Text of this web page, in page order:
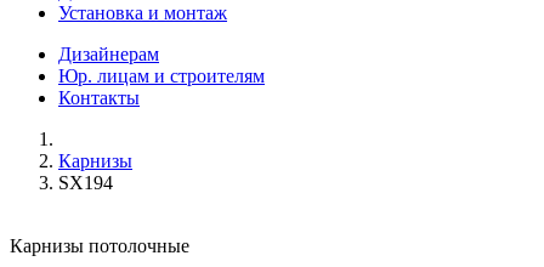
Установка и монтаж
Дизайнерам
Юр. лицам и строителям
Контакты
Карнизы
SX194
Карнизы потолочные